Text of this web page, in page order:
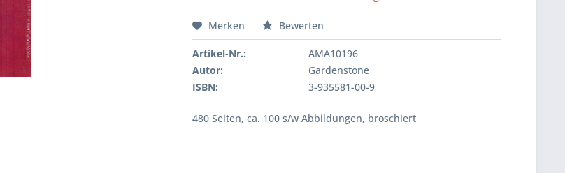
Merken Bewerten
Artikel-Nr.:
AMA10196
Autor:
Gardenstone
ISBN:
3-935581-00-9
480 Seiten, ca. 100 s/w Abbildungen, broschiert